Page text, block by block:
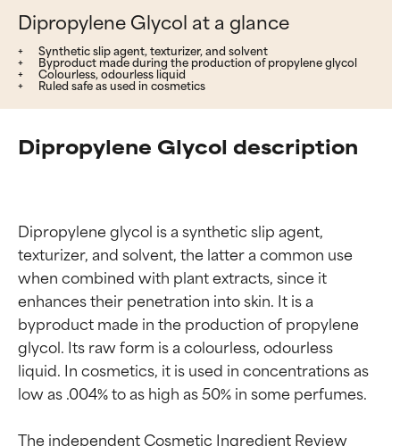
Dipropylene Glycol at a glance
Synthetic slip agent, texturizer, and solvent
Byproduct made during the production of propylene glycol
Colourless, odourless liquid
Ruled safe as used in cosmetics
Dipropylene Glycol description
Dipropylene glycol is a synthetic slip agent,
texturizer, and solvent, the latter a common use
when combined with plant extracts, since it
enhances their penetration into skin. It is a
byproduct made in the production of propylene
glycol. Its raw form is a colourless, odourless
liquid. In cosmetics, it is used in concentrations as
low as .004% to as high as 50% in some perfumes.
The independent Cosmetic Ingredient Review